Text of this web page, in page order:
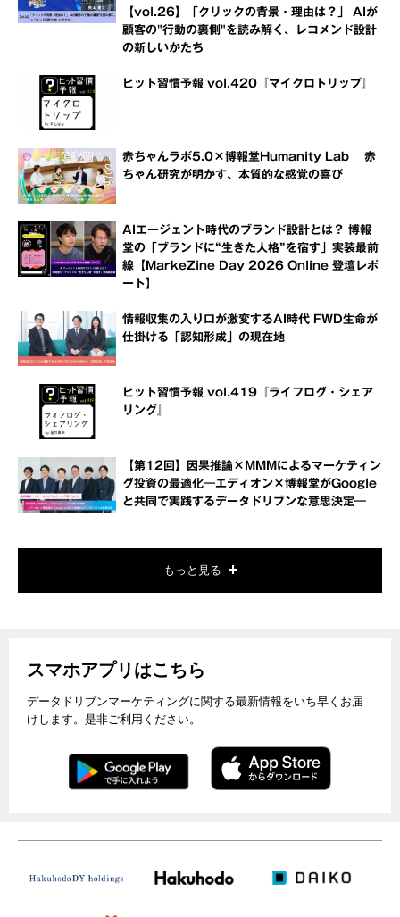
【vol.26】「クリックの背景・理由は？」 AIが
顧客の"行動の裏側"を読み解く、レコメンド設計
の新しいかたち
ヒット習慣予報 vol.420『マイクロトリップ』
赤ちゃんラボ5.0×博報堂Humanity Lab 赤
ちゃん研究が明かす、本質的な感覚の喜び
AIエージェント時代のブランド設計とは？ 博報
堂の「ブランドに“生きた人格”を宿す」実装最前
線【MarkeZine Day 2026 Online 登壇レポ
ート】
情報収集の入り口が激変するAI時代 FWD生命が
仕掛ける「認知形成」の現在地
ヒット習慣予報 vol.419『ライフログ・シェア
リング』
【第12回】因果推論×MMMによるマーケティン
グ投資の最適化―エディオン×博報堂がGoogle
と共同で実践するデータドリブンな意思決定―
もっと見る
スマホアプリはこちら
データドリブンマーケティングに関する最新情報をいち早くお届
けします。是非ご利用ください。